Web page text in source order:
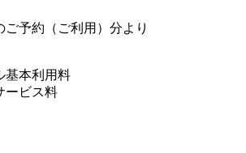
ご予約（ご利用）分より
基本利用料
ービス料